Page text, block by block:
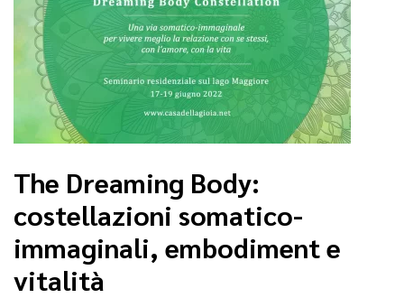
The Dreaming Body:
costellazioni somatico-
immaginali, embodiment e
vitalità